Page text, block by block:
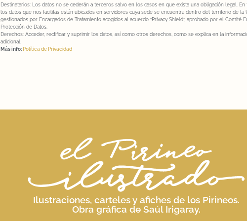
Destinatarios: Los datos no se cederán a terceros salvo en los casos en que exista una obligación legal. En
los datos que nos facilitas están ubicados en servidores cuya sede se encuentra dentro del territorio de la
gestionados por Encargados de Tratamiento acogidos al acuerdo “Privacy Shield”, aprobado por el Comité
Protección de Datos.
Derechos: Acceder, rectificar y suprimir los datos, así como otros derechos, como se explica en la
adicional.
Más info: Política de Privacidad
Ilustraciones, carteles y afiches de los Pirineos.
Obra gráfica de Saúl Irigaray.